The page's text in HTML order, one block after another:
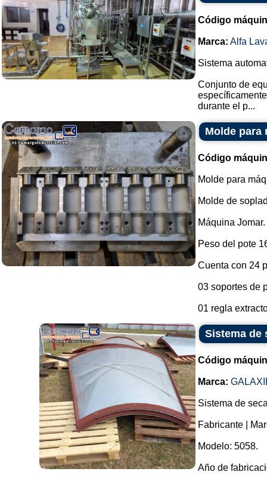
Código
Marca: Alfa
Sistema
Conjunto de
durante el p...
Molde para
Código
Molde para
Molde de
Máquina Jomar.
Peso del pote
Cuenta con 24
03 soportes de
01 regla
Sistema de
Código
Marca:
Sistema de
Fabricante |
Modelo: 5058.
Año de